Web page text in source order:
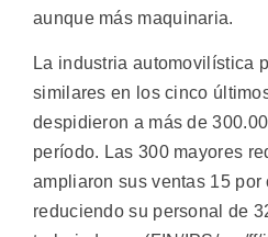
aunque más maquinaria.
La industria automovilística
similares en los cinco
despidieron a más de
período. Las 300 mayores
ampliaron sus ventas 15
reduciendo su personal de